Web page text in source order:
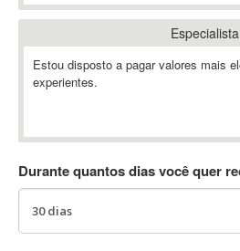
Ableton
Ableton Push
Abstract
AC3
Especialista
Estou disposto a pagar valores mais
experientes.
Durante quantos dias você quer